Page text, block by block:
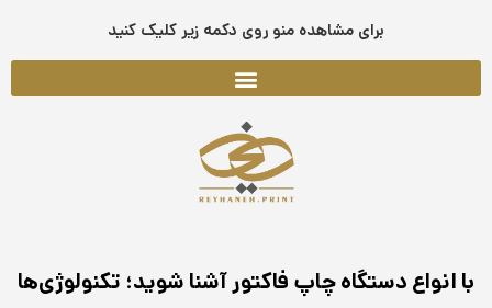
برای مشاهده منو روی دکمه زیر کلیک کنید
با انواع دستگاه چاپ فاکتور آشنا شوید؛ تکنولوژی‌ها